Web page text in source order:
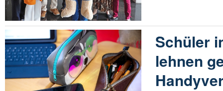
Schüler
lehnen